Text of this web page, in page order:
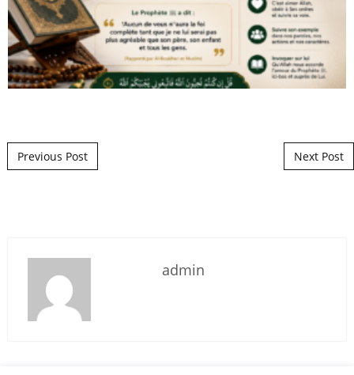
Post navigation
Previous Post Next Post
admin